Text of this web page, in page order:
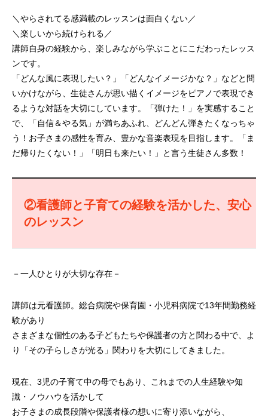
＼やらされてる感満載のレッスンは面白くない／
＼楽しいから続けられる／
講師自身の経験から、楽しみながら学ぶことにこだわったレッス
ンです。
「どんな風に表現したい？」「どんなイメージかな？」などと問
いかけながら、生徒さんが思い描くイメージをピアノで表現でき
るような対話を大切にしています。「弾けた！」を実感すること
で、「自信＆やる気」が満ちあふれ、どんどん弾きたくなっちゃ
う！お子さまの感性を育み、豊かな音楽表現を目指します。「ま
だ帰りたくない！」「明日も来たい！」と言う生徒さん多数！
②看護師と子育ての経験を活かした、安心
のレッスン
－一人ひとりが大切な存在－
講師は元看護師。総合病院や保育園・小児科病院で13年間勤務経
験があり
さまざまな個性のある子どもたちや保護者の方と関わる中で、よ
り「その子らしさが光る」関わりを大切にしてきました。
現在、3児の子育て中の母でもあり、これまでの人生経験や知
識・ノウハウを活かして
お子さまの成長段階や保護者様の想いに寄り添いながら、